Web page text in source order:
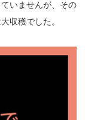
いませんが、その
収穫でした。